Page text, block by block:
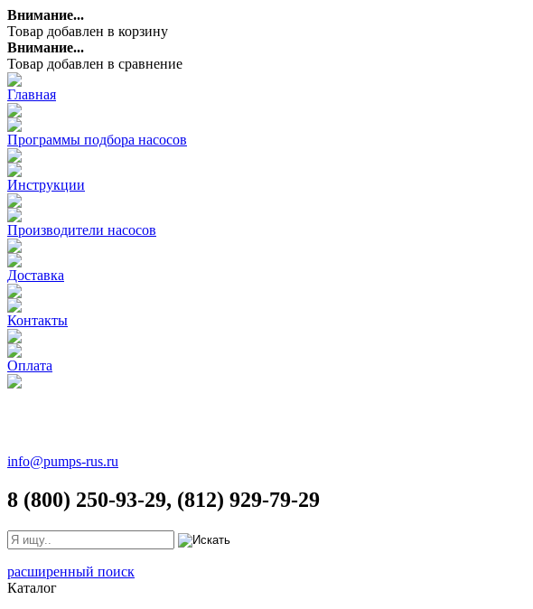
Внимание...
Товар добавлен в корзину
Внимание...
Товар добавлен в сравнение
Главная
Программы подбора насосов
Инструкции
Производители насосов
Доставка
Контакты
Оплата
info@pumps-rus.ru
8 (800) 250-93-29, (812) 929-79-29
расширенный поиск
Каталог